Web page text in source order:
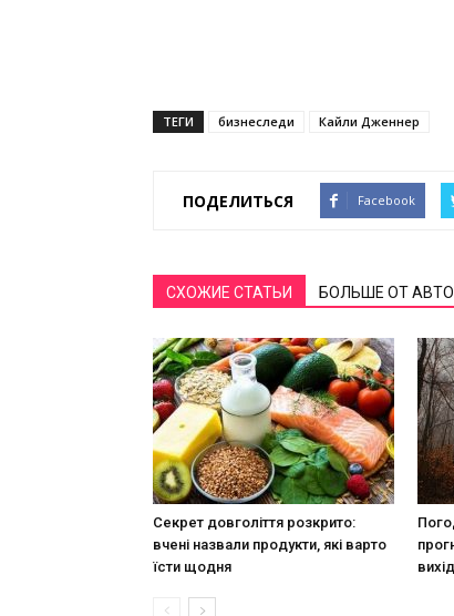
ТЕГИ бизнеследи Кайли Дженнер
ПОДЕЛИТЬСЯ Facebook
СХОЖИЕ СТАТЬИ БОЛЬШЕ ОТ
Секрет довголіття розкрито:
вчені назвали продукти, які варто
їсти щодня